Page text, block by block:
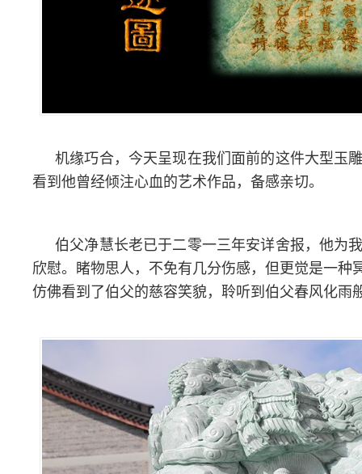
机缘巧合，今天呈现在我们面前的这件大型玉
看到他曾经倾注心血的艺术作品，备感亲切。
伯父净慧长老已于二零一三年安详舍报，他为
欣慰。睹物思人，不免有几分伤感，但更觉是一
仿佛看到了伯父的慈容笑貌，聆听到伯父春风化雨